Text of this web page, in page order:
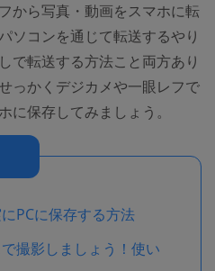
から写真・動画をスマホに転
ソコンを通じて転送するやり
で転送する方法こと両方あり
っかくデジカメや一眼レフで
に保存してみましょう。
PCに保存する方法
撮影しましょう！使い